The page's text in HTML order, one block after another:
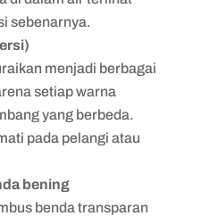
sebenarnya.
menjadi berbagai
setiap warna
yang berbeda.
pada pelangi atau
bening
benda transparan